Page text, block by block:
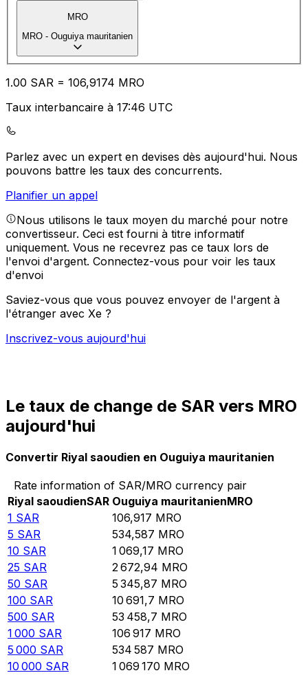
MRO
MRO - Ouguiya mauritanien
1.00 SAR = 106,9174 MRO
Taux interbancaire à 17:46 UTC
Parlez avec un expert en devises dès aujourd'hui. Nous
pouvons battre les taux des concurrents.
Planifier un appel
Nous utilisons le taux moyen du marché pour notre
convertisseur. Ceci est fourni à titre informatif
uniquement. Vous ne recevrez pas ce taux lors de
l'envoi d'argent. Connectez-vous pour voir les taux
d'envoi
Saviez-vous que vous pouvez envoyer de l'argent à
l'étranger avec Xe ?
Inscrivez-vous aujourd'hui
Le taux de change de SAR vers MRO
aujourd'hui
Convertir Riyal saoudien en Ouguiya mauritanien
Rate information of SAR/MRO currency pair
Riyal saoudienSAR Ouguiya mauritanienMRO
1 SAR 106,917 MRO
5 SAR 534,587 MRO
10 SAR 1 069,17 MRO
25 SAR 2 672,94 MRO
50 SAR 5 345,87 MRO
100 SAR 10 691,7 MRO
500 SAR 53 458,7 MRO
1 000 SAR 106 917 MRO
5 000 SAR 534 587 MRO
10 000 SAR 1 069 170 MRO